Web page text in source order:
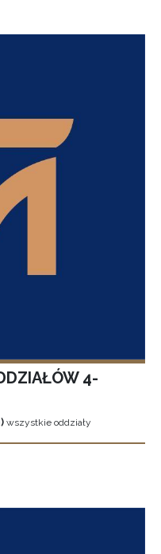
4-
wszystkie oddziały